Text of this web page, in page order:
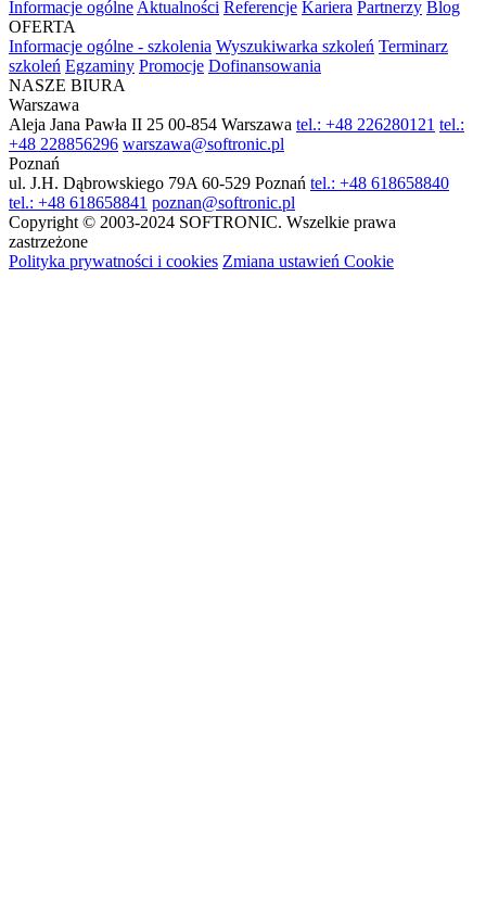
Informacje ogólne Aktualności Referencje Kariera Partnerzy Blog
OFERTA
Informacje ogólne - szkolenia Wyszukiwarka szkoleń Terminarz
szkoleń Egzaminy Promocje Dofinansowania
NASZE BIURA
Warszawa
Aleja Jana Pawła II 25 00-854 Warszawa tel.: +48 226280121 tel.:
+48 228856296 warszawa@softronic.pl
Poznań
ul. J.H. Dąbrowskiego 79A 60-529 Poznań tel.: +48 618658840
tel.: +48 618658841 poznan@softronic.pl
Copyright © 2003-2024 SOFTRONIC. Wszelkie prawa
zastrzeżone
Polityka prywatności i cookies Zmiana ustawień Cookie